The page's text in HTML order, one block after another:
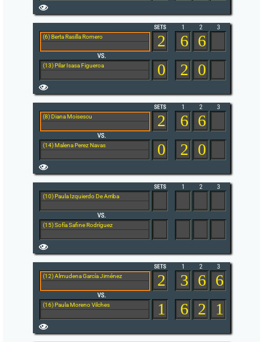
(6) Berta Rasilla Romero
(13) Pilar Isasa Figueroa
2
0
6 6
2 0
(8) Diana Moisescu
(14) Malena Perez Navas
2
0
6 6
2 0
(10) Paula Izquierdo De Arriba
(15) Sofía Safine Rodríguez
(12) Almudena García Jiménez
(16) Paula Moreno Vilches
2
1
3 6 6
6 2 1